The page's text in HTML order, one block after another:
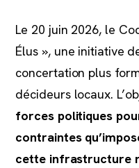
Le 20 juin 2026, le
Élus », une initiative
concertation plus
décideurs locaux.
forces politiques
contraintes
cette infrastructure